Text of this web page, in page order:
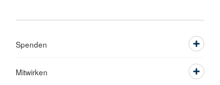
Spenden
Mitwirken